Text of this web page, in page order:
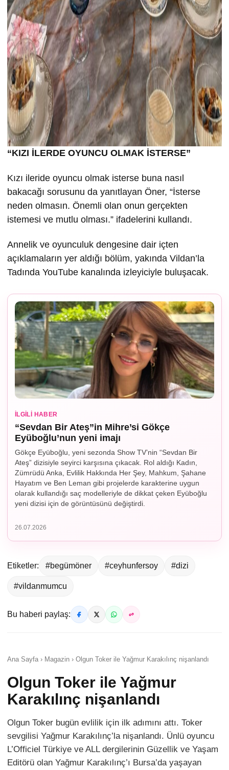
“KIZI İLERDE OYUNCU OLMAK İSTERSE”
Kızı ileride oyuncu olmak isterse buna nasıl
bakacağı sorusunu da yanıtlayan Öner, “İsterse
neden olmasın. Önemli olan onun gerçekten
istemesi ve mutlu olması.” ifadelerini kullandı.
Annelik ve oyunculuk dengesine dair içten
açıklamaların yer aldığı bölüm, yakında Vildan’la
Tadında YouTube kanalında izleyiciyle buluşacak.
İLGILI HABER
“Sevdan Bir Ateş”in Mihre’si Gökçe
Eyüboğlu’nun yeni imajı
Gökçe Eyüboğlu, yeni sezonda Show TV’nin “Sevdan Bir
Ateş” dizisiyle seyirci karşısına çıkacak. Rol aldığı Kadın,
Zümrüdü Anka, Evlilik Hakkında Her Şey, Mahkum, Şahane
Hayatım ve Ben Leman gibi projelerde karakterine uygun
olarak kullandığı saç modelleriyle de dikkat çeken Eyüboğlu
yeni dizisi için de görüntüsünü değiştirdi.
26.07.2026
Etiketler: #begümöner #ceyhunfersoy #dizi
#vildanmumcu
Bu haberi paylaş:
Ana Sayfa › Magazin › Olgun Toker ile Yağmur Karakılınç nişanlandı
Olgun Toker ile Yağmur
Karakılınç nişanlandı
Olgun Toker bugün evlilik için ilk adımını attı. Toker
sevgilisi Yağmur Karakılınç’la nişanlandı. Ünlü oyuncu
L’Officiel Türkiye ve ALL dergilerinin Güzellik ve Yaşam
Editörü olan Yağmur Karakılınç’ı Bursa’da yaşayan